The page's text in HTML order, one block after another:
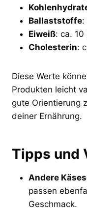
Ballaststoffe:
Eiweiß: ca. 10
Cholesterin:
Diese Werte
Produkten leicht
gute Orientierung
deiner Ernährung.
Tipps und
Andere
passen
Geschmack.